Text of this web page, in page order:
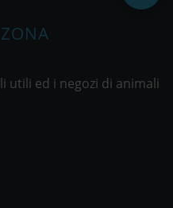
utili ed i negozi di animali